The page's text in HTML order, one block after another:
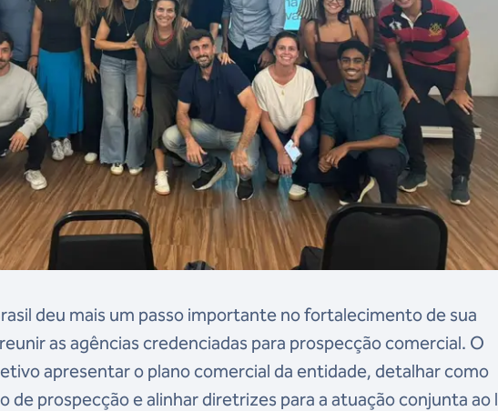
deu mais um passo importante no fortalecimento de sua
as agências credenciadas para prospecção comercial. O
apresentar o plano comercial da entidade, detalhar como
de prospecção e alinhar diretrizes para a atuação conjunta ao